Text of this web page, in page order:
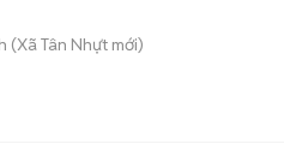
(Xã Tân Nhựt mới)